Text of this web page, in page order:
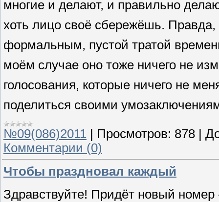
многие и делают, и правильно
хоть лицо своё сбережёшь. Правда,
формальным, пустой тратой
моём случае оно тоже ничего не
голосования, которые ничего не
поделиться своими
№09(086)2011 Просмотров: 878
Комментарии (0)
Чтобы праздновал каждый
Здравствуйте! Придёт новый